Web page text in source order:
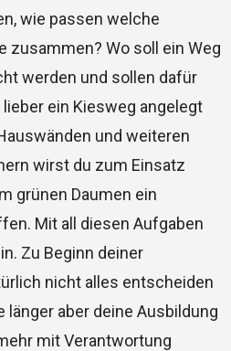
wie passen welche
zusammen? Wo soll ein Weg
werden und sollen dafür
ein Kiesweg angelegt
und weiteren
wirst du zum Einsatz
grünen Daumen ein
Mit all diesen Aufgaben
Zu Beginn deiner
nicht alles entscheiden
länger aber deine Ausbildung
mit Verantwortung